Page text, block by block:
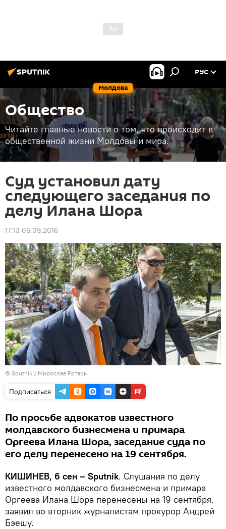
Молдова
РУС
Общество
Читайте главные новости о том, что происходит в
общественной жизни Молдовы и мира.
Суд установил дату
следующего заседания по
делу Илана Шора
17:13 06.09.2016
© Sputnik / Мирослав Ротарь
Подписаться
По просьбе адвокатов известного
молдавского бизнесмена и примара
Оргеева Илана Шора, заседание суда по
его делу перенесено на 19 сентября.
КИШИНЕВ, 6 сен – Sputnik. Слушания по делу
известного молдавского бизнесмена и примара
Оргеева Илана Шора перенесены на 19 сентября,
заявил во вторник журналистам прокурор Андрей
Бэешу.